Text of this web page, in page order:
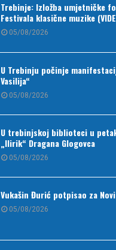
Trebinje: Izložba umjetničke
Festivala klasične muzike
05/08/2026
U Trebinju počinje
Vasilija“
05/08/2026
U trebinjskoj biblioteci u
„Ilirik“ Dragana Glogovca
05/08/2026
Vukašin Đurić potpisao za
05/08/2026